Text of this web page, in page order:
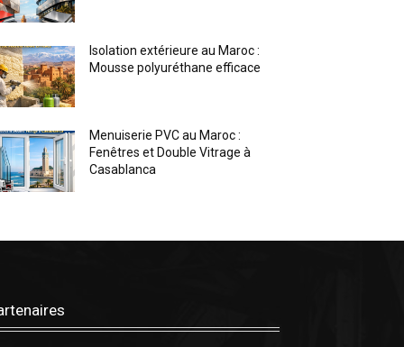
Isolation extérieure au Maroc :
Mousse polyuréthane efficace
Menuiserie PVC au Maroc :
Fenêtres et Double Vitrage à
Casablanca